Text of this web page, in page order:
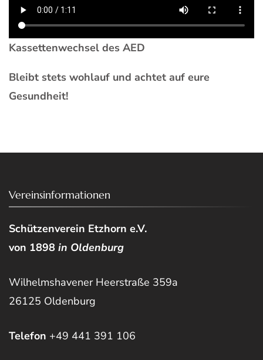
Kassettenwechsel des AED
Bleibt stets wohlauf und achtet auf eure
Gesundheit!
Vereinsinformationen
Schützenverein Etzhorn e.V.
von 1898 in Oldenburg
Wilhelmshavener Heerstraße 359a
26125 Oldenburg
Telefon +49 441 391 106